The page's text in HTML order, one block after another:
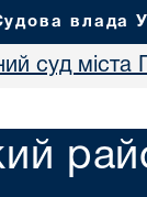
влада
суд міста